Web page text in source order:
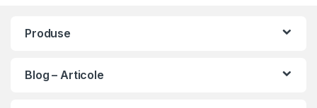
Produse
Blog – Articole